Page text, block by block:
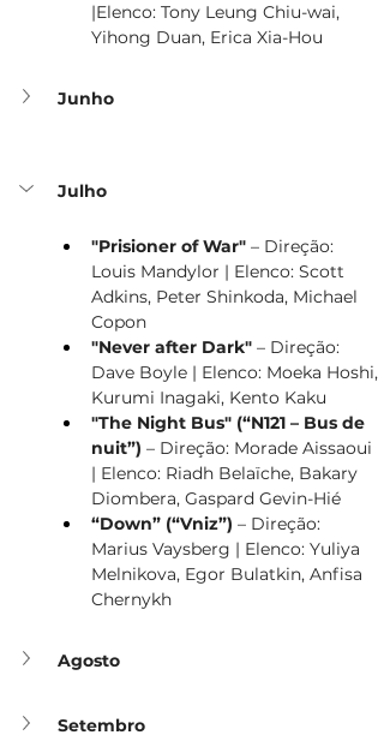
|Elenco: Tony Leung Chiu-wai,
Yihong Duan, Erica Xia-Hou
Junho
Julho
"Prisioner of War" – Direção:
Louis Mandylor | Elenco: Scott
Adkins, Peter Shinkoda, Michael
Copon
"Never after Dark" – Direção:
Dave Boyle | Elenco: Moeka Hoshi,
Kurumi Inagaki, Kento Kaku
"The Night Bus" (“N121 – Bus de
nuit”) – Direção: Morade Aissaoui
| Elenco: Riadh Belaïche, Bakary
Diombera, Gaspard Gevin-Hié
“Down” (“Vniz”) – Direção:
Marius Vaysberg | Elenco: Yuliya
Melnikova, Egor Bulatkin, Anfisa
Chernykh
Agosto
Setembro